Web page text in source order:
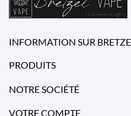
INFORMATION SUR
PRODUITS
NOTRE SOCIÉTÉ
VOTRE COMPTE